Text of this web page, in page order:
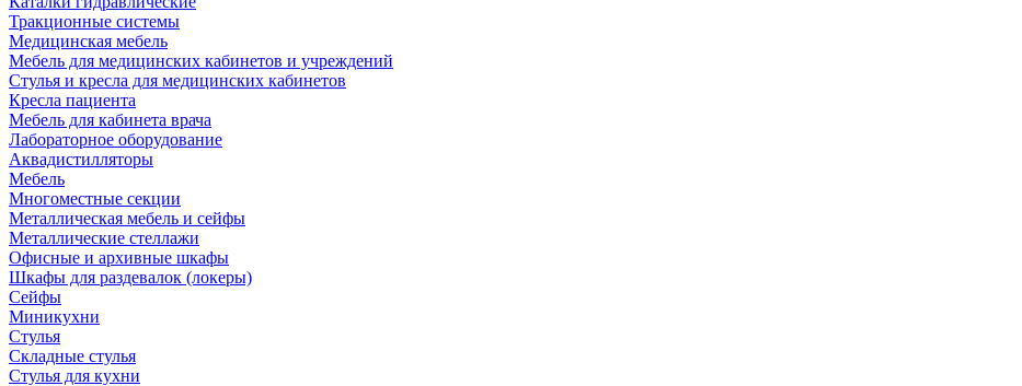
Тракционные системы
Медицинская мебель
Мебель для медицинских кабинетов и учреждений
Стулья и кресла для медицинских кабинетов
Кресла пациента
Мебель для кабинета врача
Лабораторное оборудование
Аквадистилляторы
Мебель
Многоместные секции
Металлическая мебель и сейфы
Металлические стеллажи
Офисные и архивные шкафы
Шкафы для раздевалок (локеры)
Сейфы
Миникухни
Стулья
Складные стулья
Стулья для кухни